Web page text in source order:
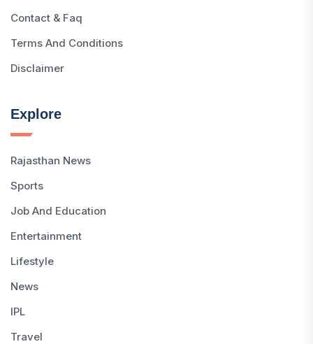
Contact & Faq
Terms And Conditions
Disclaimer
Explore
Rajasthan News
Sports
Job And Education
Entertainment
Lifestyle
News
IPL
Travel